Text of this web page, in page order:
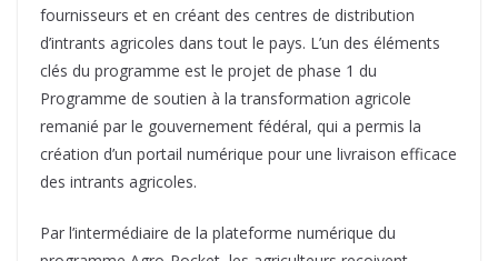
fournisseurs et en créant des centres de distribution
d’intrants agricoles dans tout le pays. L’un des éléments
clés du programme est le projet de phase 1 du
Programme de soutien à la transformation agricole
remanié par le gouvernement fédéral, qui a permis la
création d’un portail numérique pour une livraison efficace
des intrants agricoles.
Par l’intermédiaire de la plateforme numérique du